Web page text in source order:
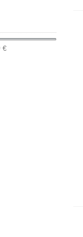
€